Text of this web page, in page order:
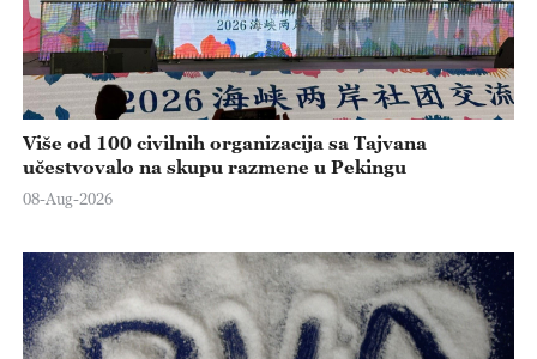
Više od 100 civilnih organizacija sa Tajvana
učestvovalo na skupu razmene u Pekingu
08-Aug-2026